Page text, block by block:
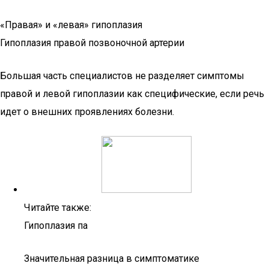
«Правая» и «левая» гипоплазия
Гипоплазия правой позвоночной артерии
Большая часть специалистов не разделяет симптомы
правой и левой гипоплазии как специфические, если речь
идет о внешних проявлениях болезни.
Читайте также:
Гипоплазия па
Значительная разница в симптоматике